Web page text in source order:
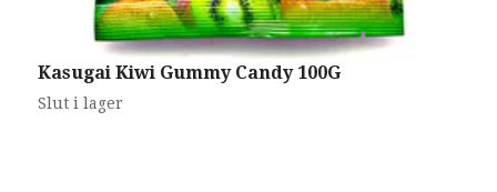
Kasugai Kiwi Gummy Candy 100G
Slut i lager